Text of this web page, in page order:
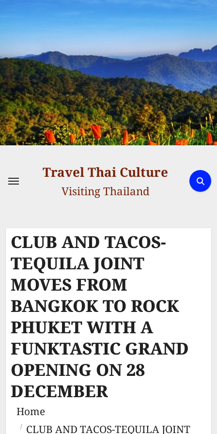
content
Travel Thai Culture
Visiting Thailand
CLUB AND TACOS-
TEQUILA JOINT
MOVES FROM
BANGKOK TO ROCK
PHUKET WITH A
FUNKTASTIC GRAND
OPENING ON 28
DECEMBER
Home
CLUB AND TACOS-TEQUILA JOINT